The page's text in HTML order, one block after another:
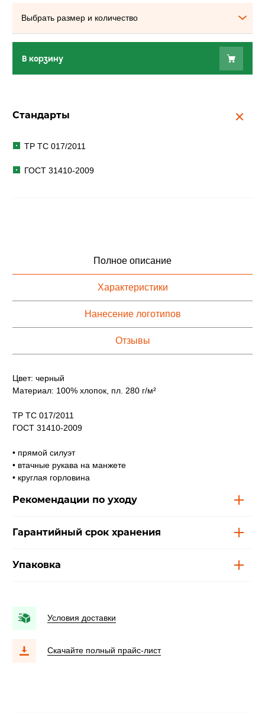
Выбрать размер и количество
В корзину
Стандарты
ТР ТС 017/2011
ГОСТ 31410-2009
Полное описание
Характеристики
Нанесение логотипов
Отзывы
Цвет: черный
Материал: 100% хлопок, пл. 280 г/м²
ТР ТС 017/2011
ГОСТ 31410-2009
• прямой силуэт
• втачные рукава на манжете
• круглая горловина
Рекомендации по уходу
Гарантийный срок хранения
Упаковка
Условия доставки
Скачайте полный прайс-лист